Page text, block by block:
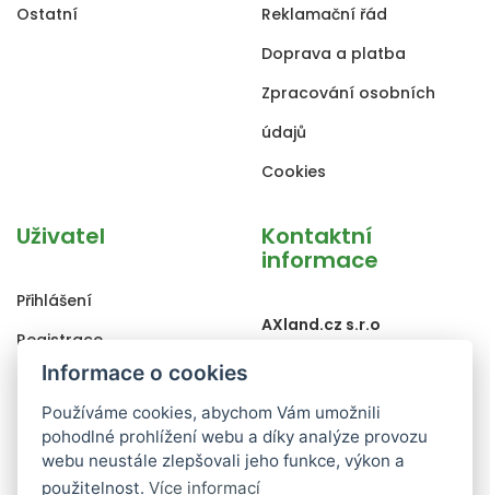
Ostatní
Reklamační řád
Doprava a platba
Zpracování osobních
údajů
Cookies
Uživatel
Přihlášení
Registrace
Zapomenuté heslo
Změna osobních údajů
Historie objednávek
Kontaktní
informace
AXland.cz s.r.o
Ostrava, 702 00
+420 702 010 909
Informace o cookies
Používáme cookies, abychom Vám umožnili
pohodlné prohlížení webu a díky analýze provozu
webu neustále zlepšovali jeho funkce, výkon a
použitelnost.Více informací